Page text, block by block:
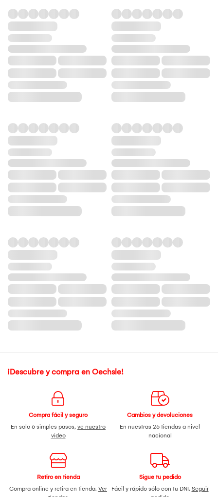
¡Descubre y compra en Oechsle!
Compra fácil y seguro
En solo 6 simples pasos, ve nuestro
video
Cambios y devoluciones
En nuestras 26 tiendas a nivel
nacional
Retiro en tienda
Compra online y retira en tienda. Ver
Sigue tu pedido
Fácil y rápido sólo con tu DNI. Seguir